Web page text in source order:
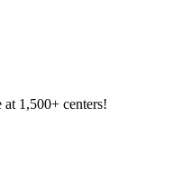
1,500+ centers!